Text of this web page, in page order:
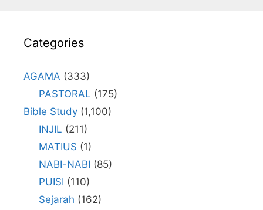
Categories
AGAMA (333)
PASTORAL (175)
Bible Study (1,100)
INJIL (211)
MATIUS (1)
NABI-NABI (85)
PUISI (110)
Sejarah (162)